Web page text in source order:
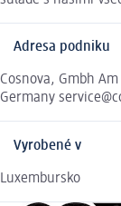
Adresa podniku
Cosnova, Gmbh
Germany
Vyrobené v
Luxembursko